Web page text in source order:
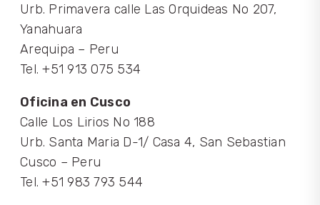
Urb. Primavera calle Las Orquideas No 207,
Yanahuara
Arequipa – Peru
Tel. +51 913 075 534
Oficina en Cusco
Calle Los Lirios No 188
Urb. Santa Maria D-1/ Casa 4, San Sebastian
Cusco – Peru
Tel. +51 983 793 544